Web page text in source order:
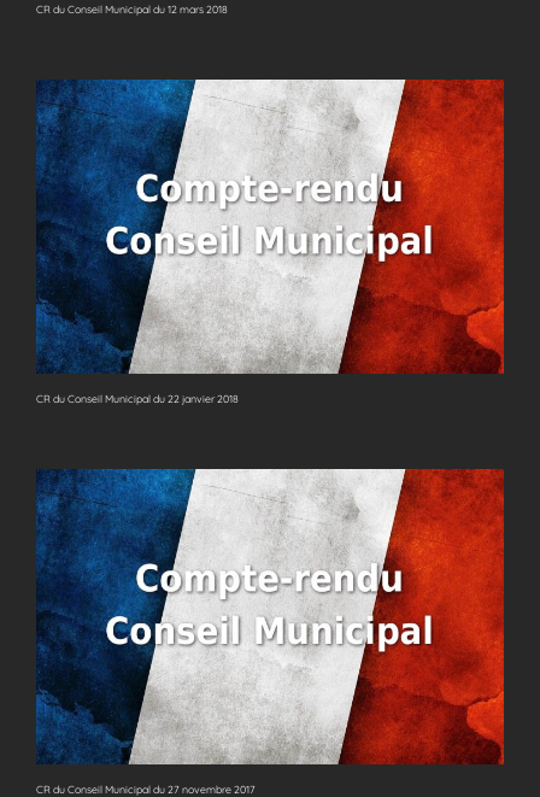
CR du Conseil Municipal du 12 mars 2018
CR du Conseil Municipal du 22 janvier 2018
CR du Conseil Municipal du 27 novembre 2017